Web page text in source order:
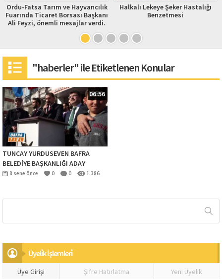
Ordu-Fatsa Tarım ve Hayvancılık
Fuarında Ticaret Borsası Başkanı
Ali Feyzi, önemli mesajlar verdi.
Halkalı Lekeye Şeker Hastalığı
Benzetmesi
"haberler" ile Etiketlenen Konular
06:56
TUNCAY YURDUSEVEN BAFRA
BELEDİYE BAŞKANLIĞI ADAY
ADAYLIĞINI AÇIKLIYOR
8 sene önce 0 0 1.386
Üyeli̇k İşlemleri̇
Üye Girişi Şifre Hatırlatma Yeni Üyelik